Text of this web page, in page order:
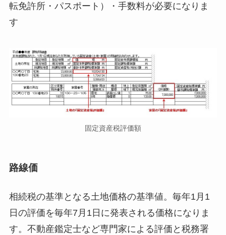
転免許所・パスポート）・手数料が必要になりま
す
固定資産税評価額
路線価
相続税の基準となる土地価格の基準値。毎年1月1
日の評価を毎年7月1日に発表される価格になりま
す。不動産鑑定士など専門家による評価と税務署